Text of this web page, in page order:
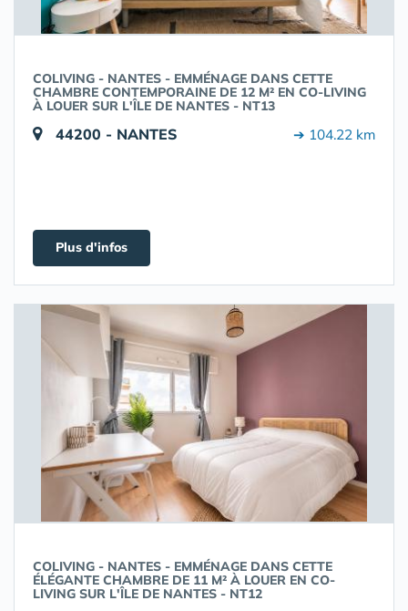
COLIVING - NANTES - EMMÉNAGE DANS CETTE
CHAMBRE CONTEMPORAINE DE 12 M² EN CO-LIVING
À LOUER SUR L'ÎLE DE NANTES - NT13
44200 - NANTES ➔ 104.22 km
Plus d'infos
COLIVING - NANTES - EMMÉNAGE DANS CETTE
ÉLÉGANTE CHAMBRE DE 11 M² À LOUER EN CO-
LIVING SUR L'ÎLE DE NANTES - NT12